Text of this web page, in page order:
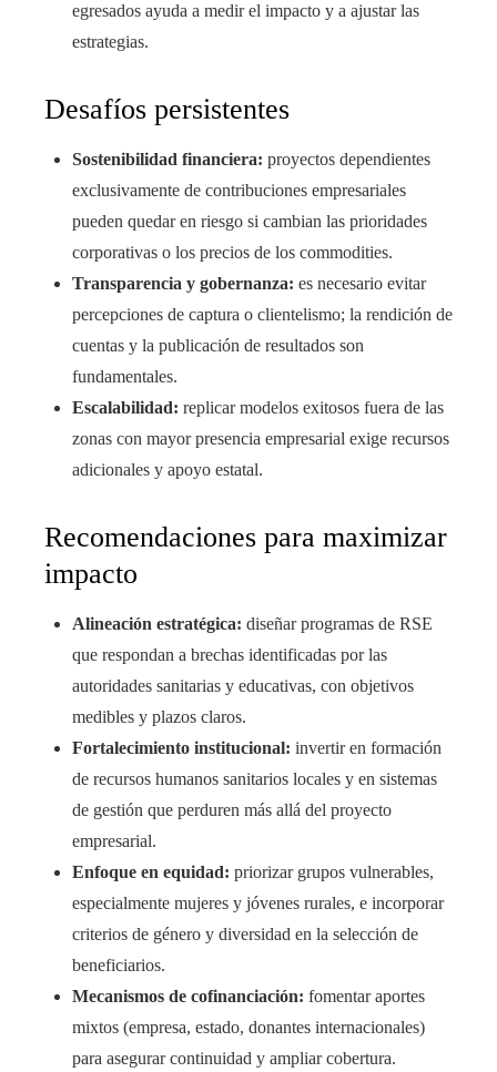
egresados ayuda a medir el impacto y a ajustar las
estrategias.
Desafíos persistentes
Sostenibilidad financiera: proyectos dependientes
exclusivamente de contribuciones empresariales
pueden quedar en riesgo si cambian las prioridades
corporativas o los precios de los commodities.
Transparencia y gobernanza: es necesario evitar
percepciones de captura o clientelismo; la rendición de
cuentas y la publicación de resultados son
fundamentales.
Escalabilidad: replicar modelos exitosos fuera de las
zonas con mayor presencia empresarial exige recursos
adicionales y apoyo estatal.
Recomendaciones para maximizar
impacto
Alineación estratégica: diseñar programas de RSE
que respondan a brechas identificadas por las
autoridades sanitarias y educativas, con objetivos
medibles y plazos claros.
Fortalecimiento institucional: invertir en formación
de recursos humanos sanitarios locales y en sistemas
de gestión que perduren más allá del proyecto
empresarial.
Enfoque en equidad: priorizar grupos vulnerables,
especialmente mujeres y jóvenes rurales, e incorporar
criterios de género y diversidad en la selección de
beneficiarios.
Mecanismos de cofinanciación: fomentar aportes
mixtos (empresa, estado, donantes internacionales)
para asegurar continuidad y ampliar cobertura.